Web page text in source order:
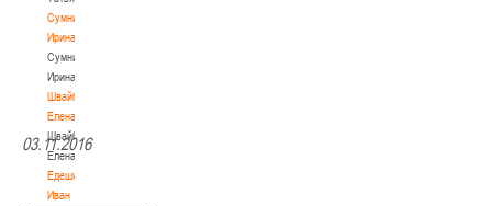
Сумникова
Ирина
Сумникова
Ирина
Швайбович
Елена
Швайбович
Елена
Едешко
Иван
03.11.2016